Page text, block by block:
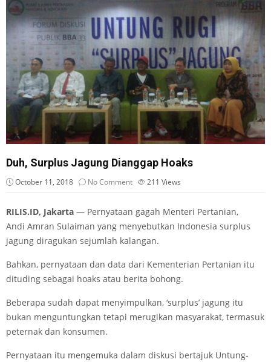
Duh, Surplus Jagung Dianggap Hoaks
October 11, 2018 No Comment 211 Views
RILIS.ID, Jakarta — Pernyataan gagah Menteri Pertanian,
Andi Amran Sulaiman yang menyebutkan Indonesia surplus
jagung diragukan sejumlah kalangan.
Bahkan, pernyataan dan data dari Kementerian Pertanian itu
dituding sebagai hoaks atau berita bohong.
Beberapa sudah dapat menyimpulkan, ‘surplus’ jagung itu
bukan menguntungkan tetapi merugikan masyarakat, termasuk
peternak dan konsumen.
Pernyataan itu mengemuka dalam diskusi bertajuk Untung-